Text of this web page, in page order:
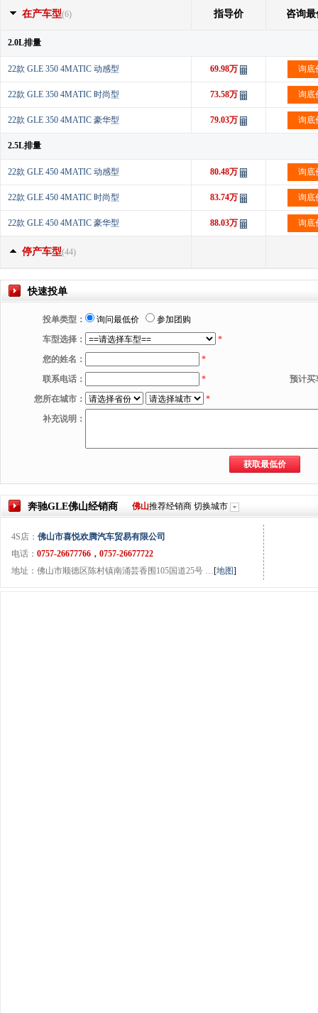
在产车型(6) 指导价 咨询最
2.0L排量
22款 GLE 350 4MATIC 动感型 69.98万 询底
22款 GLE 350 4MATIC 时尚型 73.58万 询底
22款 GLE 350 4MATIC 豪华型 79.03万 询底
2.5L排量
22款 GLE 450 4MATIC 动感型 80.48万 询底
22款 GLE 450 4MATIC 时尚型 83.74万 询底
22款 GLE 450 4MATIC 豪华型 88.03万 询底
停产车型(44)
快速投单
投单类型： 询问最低价
参加团购
车型选择：
*
您的姓名：
*
联系电话：
*
预计买
您所在城市：
*
补充说明：
奔驰GLE佛山经销商 佛山推荐经销商 切换城市
4S店： 佛山市喜悦欢腾汽车贸易有限公司
电话： 0757-26677766，0757-26677722
地址：佛山市顺德区陈村镇南涌芸香围105国道25号 …[地图]